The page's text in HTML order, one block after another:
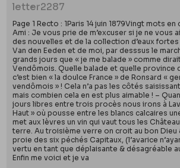
letter2287
Page 1 Recto : 1Paris 14 juin 1879Vingt mots
Ami : Je vous prie de m’excuser si je ne vous
des nouvelles et de la collection d’eaux
Van den Eeden et de moi, par desssus le
grands jours que « je me balade » comme
Vendômois. Quelle balade et quelle province
c’est bien « la doulce France » de Ronsard «
vendômois » ! Cela n’a pas les côtés
mais combien cela en est plus aimable ! –
jours libres entre trois procès nous irons à
Haut » où pousse entre les blancs calcaires
met aux lèvres un vin qui vaut tous les
terre. Au troisième verre on croit au bon Dieu
proie des six péchés Capitaux, (l’avarice
vertu en tant que déplaisante & désagréable
Enfin me voici et je va